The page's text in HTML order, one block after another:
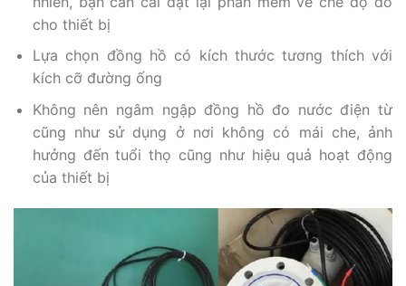
cho thiết bị
Lựa chọn đồng hồ có kích thước tương thích với
kích cỡ đường ống
Không nên ngâm ngập đồng hồ đo nước điện từ
cũng như sử dụng ở nơi không có mái che, ảnh
hưởng đến tuổi thọ cũng như hiệu quả hoạt động
của thiết bị